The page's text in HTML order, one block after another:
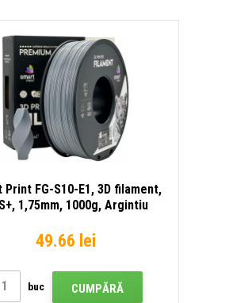
Print FG-S10-E1, 3D filament,
1,75mm, 1000g, Argintiu
49.66 lei
buc CUMPĂRĂ